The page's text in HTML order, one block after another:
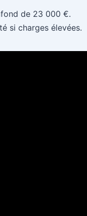
de 23 000 €.
si charges élevées.